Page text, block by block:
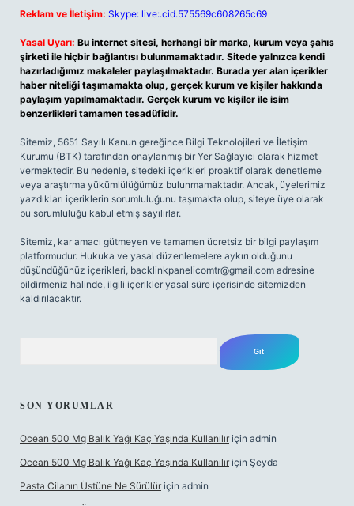
Reklam ve İletişim: Skype: live:.cid.575569c608265c69
Yasal Uyarı: Bu internet sitesi, herhangi bir marka, kurum veya şahıs
şirketi ile hiçbir bağlantısı bulunmamaktadır. Sitede yalnızca kendi
hazırladığımız makaleler paylaşılmaktadır. Burada yer alan içerikler
haber niteliği taşımamakta olup, gerçek kurum ve kişiler hakkında
paylaşım yapılmamaktadır. Gerçek kurum ve kişiler ile isim
benzerlikleri tamamen tesadüfidir.
Sitemiz, 5651 Sayılı Kanun gereğince Bilgi Teknolojileri ve İletişim
Kurumu (BTK) tarafından onaylanmış bir Yer Sağlayıcı olarak hizmet
vermektedir. Bu nedenle, sitedeki içerikleri proaktif olarak denetleme
veya araştırma yükümlülüğümüz bulunmamaktadır. Ancak, üyelerimiz
yazdıkları içeriklerin sorumluluğunu taşımakta olup, siteye üye olarak
bu sorumluluğu kabul etmiş sayılırlar.
Sitemiz, kar amacı gütmeyen ve tamamen ücretsiz bir bilgi paylaşım
platformudur. Hukuka ve yasal düzenlemelere aykırı olduğunu
düşündüğünüz içerikleri, backlinkpanelicomtr@gmail.com adresine
bildirmeniz halinde, ilgili içerikler yasal süre içerisinde sitemizden
kaldırılacaktır.
SON YORUMLAR
Ocean 500 Mg Balık Yağı Kaç Yaşında Kullanılır için admin
Ocean 500 Mg Balık Yağı Kaç Yaşında Kullanılır için Şeyda
Pasta Cilanın Üstüne Ne Sürülür için admin